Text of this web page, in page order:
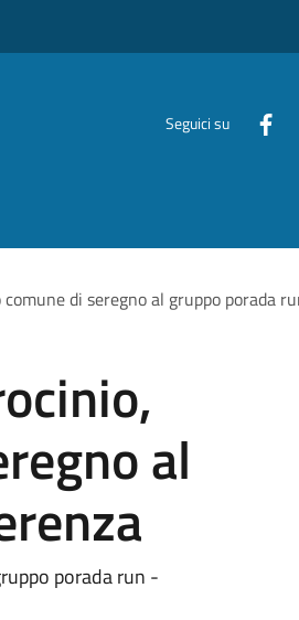
Seguici su
di seregno al gruppo porada
al
porada run -